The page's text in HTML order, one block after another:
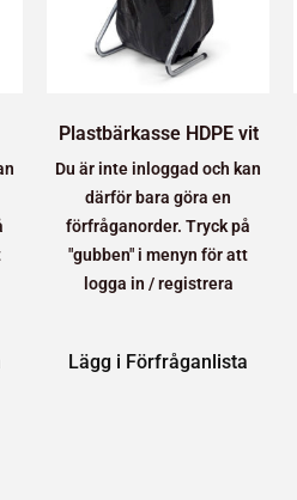
Plastbärkasse HDPE vit
Du är inte inloggad och kan
därför bara göra en
förfråganorder. Tryck på
"gubben" i menyn för att
logga in / registrera
Lägg i Förfråganlista